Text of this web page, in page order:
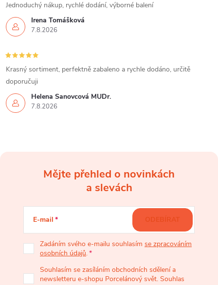
Irena Tomášková
7.8.2026
Jednoduchý nákup, rychlé dodání, výborné balení
Helena Šanovcová MUDr.
7.8.2026
Krasný sortiment, perfektně zabaleno a rychle dodáno, určitě
doporučuji
Mějte přehled o novinkách
a slevách
E-mail
Zadáním svého e-mailu souhlasím se zpracováním
osobních údajů.
Souhlasím se zasíláním obchodních sdělení a
newsletteru e-shopu Porcelánový svět. Souhlas
ODEBÍRAT